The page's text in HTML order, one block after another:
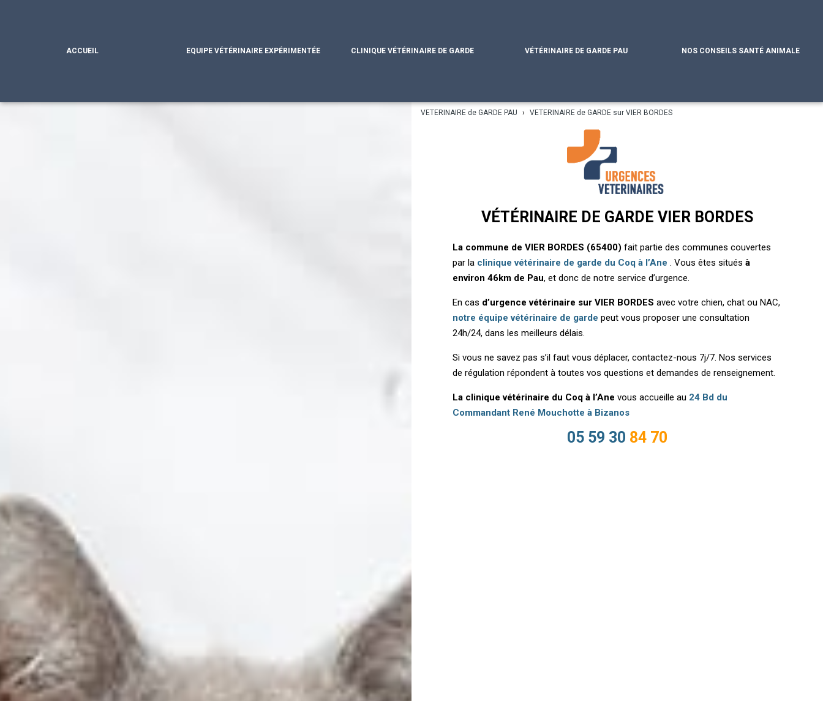
ACCUEIL EQUIPE VÉTÉRINAIRE EXPÉRIMENTÉE CLINIQUE VÉTÉRINAIRE DE GARDE VÉTÉRINAIRE DE GARDE PAU NOS CONSEILS SANTÉ ANIMALE
VETERINAIRE de GARDE PAU › VETERINAIRE de GARDE sur VIER BORDES
VÉTÉRINAIRE DE GARDE VIER BORDES
La commune de VIER BORDES (65400) fait partie des communes couvertes
par la clinique vétérinaire de garde du Coq à l’Ane . Vous êtes situésà
environ 46km de Pau, et donc de notre service d’urgence.
En cas d’urgence vétérinaire sur VIER BORDES avec votre chien, chat ou NAC,
notre équipe vétérinaire de garde peut vous proposer une consultation
24h/24, dans les meilleurs délais.
Si vous ne savez pas s’il faut vous déplacer, contactez-nous 7j/7. Nos services
de régulation répondent à toutes vos questions et demandes de renseignement.
La clinique vétérinaire du Coq à l’Ane vous accueille au 24 Bd du
Commandant René Mouchotte à Bizanos
05 59 30 84 70